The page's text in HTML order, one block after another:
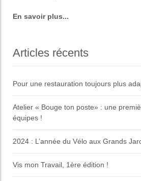
En savoir plus...
Articles récents
Pour une restauration toujours plus
Atelier « Bouge ton poste» : une
équipes !
2024 : L’année du Vélo aux Grands
Vis mon Travail, 1ère édition !